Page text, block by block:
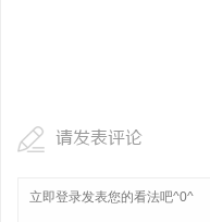
请发表评论